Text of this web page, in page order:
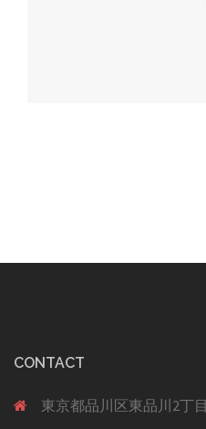
CONTACT
東京都品川区東品川2丁